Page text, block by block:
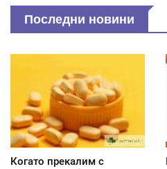
Последни новини
Когато прекалим с